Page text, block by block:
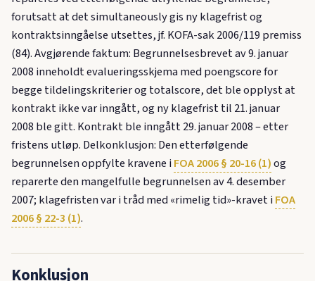
forutsatt at det simultaneously gis ny klagefrist og
kontraktsinngåelse utsettes, jf. KOFA-sak 2006/119 premiss
(84). Avgjørende faktum: Begrunnelsesbrevet av 9. januar
2008 inneholdt evalueringsskjema med poengscore for
begge tildelingskriterier og totalscore, det ble opplyst at
kontrakt ikke var inngått, og ny klagefrist til 21. januar
2008 ble gitt. Kontrakt ble inngått 29. januar 2008 – etter
fristens utløp. Delkonklusjon: Den etterfølgende
begrunnelsen oppfylte kravene iFOA 2006 § 20-16 (1)og
reparerte den mangelfulle begrunnelsen av 4. desember
2007; klagefristen var i tråd med «rimelig tid»-kravet iFOA
2006 § 22-3 (1).
Konklusjon